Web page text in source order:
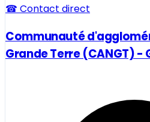
☎ Contact direct
Communauté
Grande Terre (CANGT) -